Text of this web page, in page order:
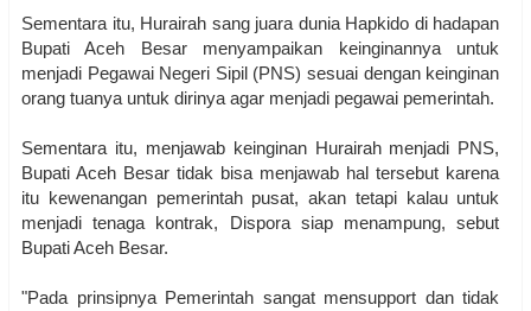
Sementara itu, Hurairah sang juara dunia Hapkido di hadapan
Bupati Aceh Besar menyampaikan keinginannya untuk
menjadi Pegawai Negeri Sipil (PNS) sesuai dengan keinginan
orang tuanya untuk dirinya agar menjadi pegawai pemerintah.
Sementara itu, menjawab keinginan Hurairah menjadi PNS,
Bupati Aceh Besar tidak bisa menjawab hal tersebut karena
itu kewenangan pemerintah pusat, akan tetapi kalau untuk
menjadi tenaga kontrak, Dispora siap menampung, sebut
Bupati Aceh Besar.
"Pada prinsipnya Pemerintah sangat mensupport dan tidak